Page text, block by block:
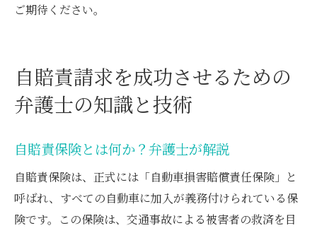
ご期待ください。
自賠責請求を成功させるための
弁護士の知識と技術
自賠責保険とは何か？弁護士が解説
自賠責保険は、正式には「自動車損害賠償責任保険」と
呼ばれ、すべての自動車に加入が義務付けられている保
険です。この保険は、交通事故による被害者の救済を目